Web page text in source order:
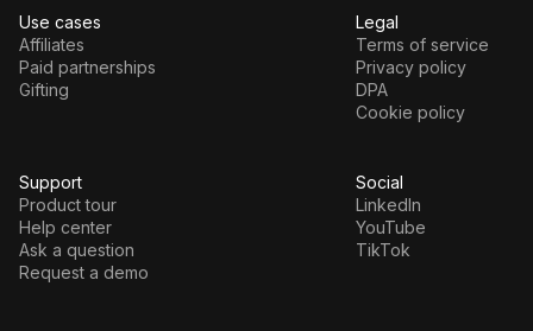
Use cases
Affiliates
Paid partnerships
Gifting
Legal
Terms of service
Privacy policy
DPA
Cookie policy
Support
Product tour
Help center
Ask a question
Request a demo
Social
LinkedIn
YouTube
TikTok